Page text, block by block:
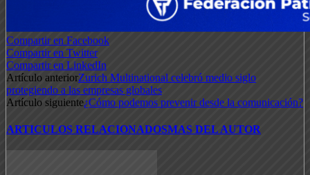
Compartir en Facebook
Compartir en Twitter
Compartir en LinkedIn
Artículo anteriorZurich Multinational celebró medio siglo
protegiendo a las empresas globales
Artículo siguiente¿Cómo podemos prevenir desde la comunicación?
ARTICULOS RELACIONADOSMAS DEL AUTOR